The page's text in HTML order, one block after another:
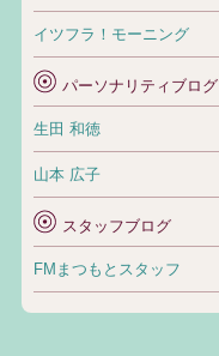
イツフラ！モーニング
パーソナリティブログ
生田 和徳
山本 広子
スタッフブログ
FMまつもとスタッフ